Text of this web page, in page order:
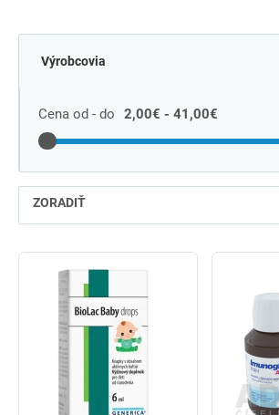
Cena od - do 2,00€ - 41,00€
ZORADIŤ
najpredávanejšie
podľa názvu od A